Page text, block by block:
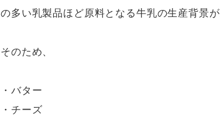
の多い乳製品ほど原料となる牛乳の生産背景
そのため、
・バター
・チーズ